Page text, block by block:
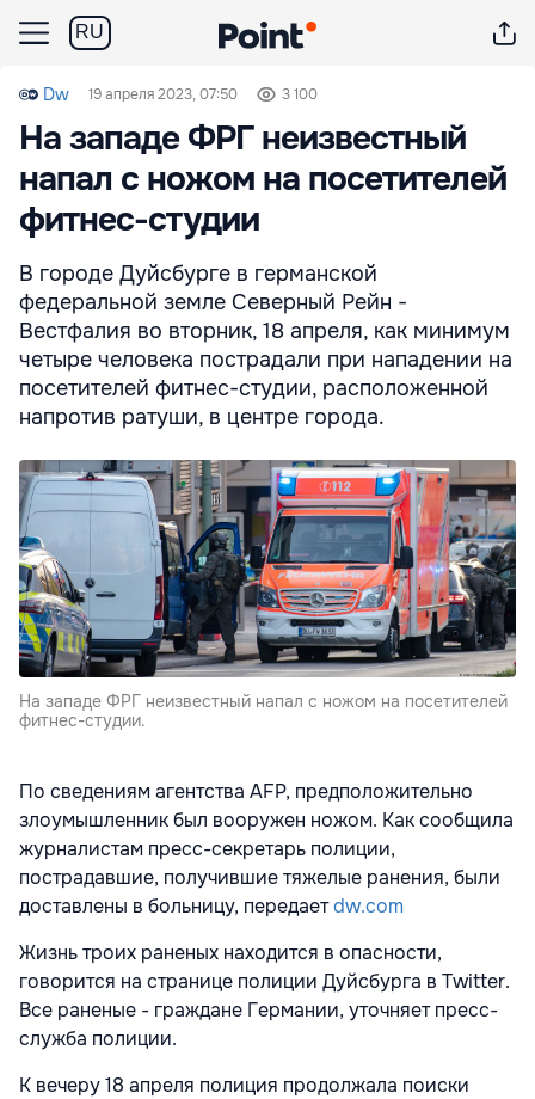
RU
Dw 19 апреля 2023, 07:50 3 100
На западе ФРГ неизвестный
напал с ножом на посетителей
фитнес-студии
В городе Дуйсбурге в германской
федеральной земле Северный Рейн -
Вестфалия во вторник, 18 апреля, как минимум
четыре человека пострадали при нападении на
посетителей фитнес-студии, расположенной
напротив ратуши, в центре города.
На западе ФРГ неизвестный напал с ножом на посетителей
фитнес-студии.
По сведениям агентства AFP, предположительно
злоумышленник был вооружен ножом. Как сообщила
журналистам пресс-секретарь полиции,
пострадавшие, получившие тяжелые ранения, были
доставлены в больницу, передаетdw.com
Жизнь троих раненых находится в опасности,
говорится на странице полиции Дуйсбурга в Twitter.
Все раненые - граждане Германии, уточняет пресс-
служба полиции.
К вечеру 18 апреля полиция продолжала поиски